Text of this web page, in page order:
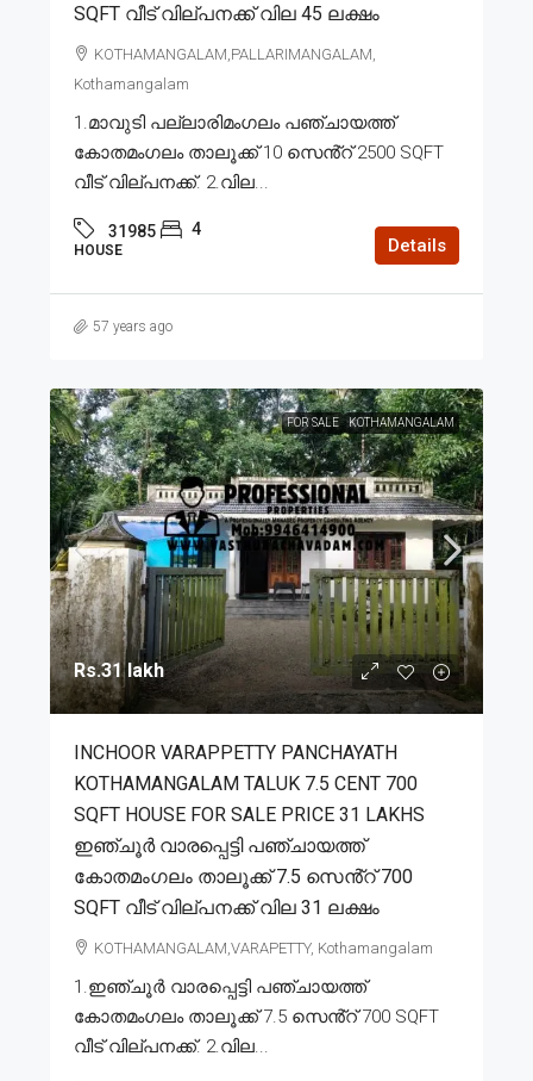
SQFT വീട് വില്പനക്ക് വില 45 ലക്ഷം
KOTHAMANGALAM,PALLARIMANGALAM,
Kothamangalam
1.മാവുടി പല്ലാരിമംഗലം പഞ്ചായത്ത്
കോതമംഗലം താലൂക്ക് 10 സെൻ്റ് 2500 SQFT
വീട് വില്പനക്ക്. 2.വില...
31985 4
HOUSE Details
57 years ago
FOR SALE KOTHAMANGALAM
Rs.31 lakh
INCHOOR VARAPPETTY PANCHAYATH
KOTHAMANGALAM TALUK 7.5 CENT 700
SQFT HOUSE FOR SALE PRICE 31 LAKHS
ഇഞ്ചൂർ വാരപ്പെട്ടി പഞ്ചായത്ത്
കോതമംഗലം താലൂക്ക് 7.5 സെൻ്റ് 700
SQFT വീട് വില്പനക്ക് വില 31 ലക്ഷം
KOTHAMANGALAM,VARAPETTY, Kothamangalam
1.ഇഞ്ചൂർ വാരപ്പെട്ടി പഞ്ചായത്ത്
കോതമംഗലം താലൂക്ക് 7.5 സെൻ്റ് 700 SQFT
വീട് വില്പനക്ക്. 2.വില...